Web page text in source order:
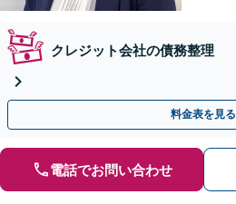
クレジット会社の債務整理
料金表を見る
電話でお問い合わせ